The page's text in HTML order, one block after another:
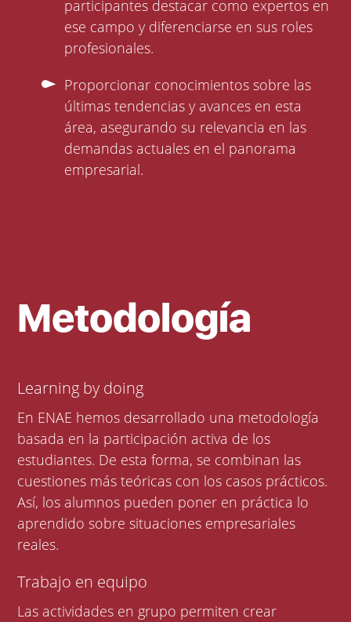
participantes destacar como expertos en
ese campo y diferenciarse en sus roles
profesionales.
Proporcionar conocimientos sobre las
últimas tendencias y avances en esta
área, asegurando su relevancia en las
demandas actuales en el panorama
empresarial.
Metodología
Learning by doing
En ENAE hemos desarrollado una metodología
basada en la participación activa de los
estudiantes. De esta forma, se combinan las
cuestiones más teóricas con los casos prácticos.
Así, los alumnos pueden poner en práctica lo
aprendido sobre situaciones empresariales
reales.
Trabajo en equipo
Las actividades en grupo permiten crear